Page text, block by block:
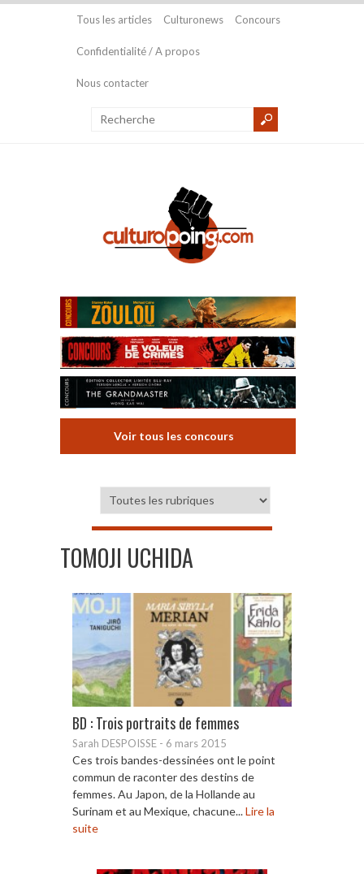
Tous les articles Culturonews Concours
Confidentialité / A propos
Nous contacter
Voir tous les concours
TOMOJI UCHIDA
BD : Trois portraits de femmes
Sarah DESPOISSE - 6 mars 2015
Ces trois bandes-dessinées ont le point
commun de raconter des destins de
femmes. Au Japon, de la Hollande au
Surinam et au Mexique, chacune...Lire la
suite